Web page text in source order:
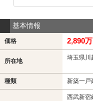
基本情報
価格 2,890
所在地 埼玉県川
種類 新築一戸
西武新宿